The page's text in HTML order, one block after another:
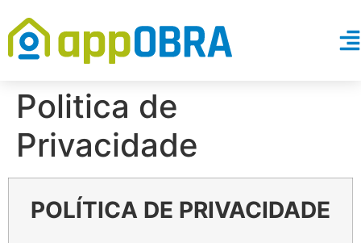
Como Funciona
Vantagens do appObra
Politica de
Privacidade
POLÍTICA DE PRIVACIDADE